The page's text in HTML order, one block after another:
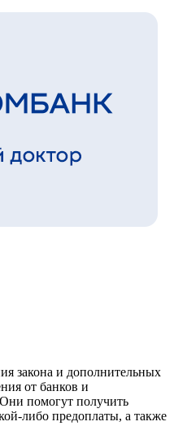
закона и дополнительных
от банков и
помогут получить
либо предоплаты, а также